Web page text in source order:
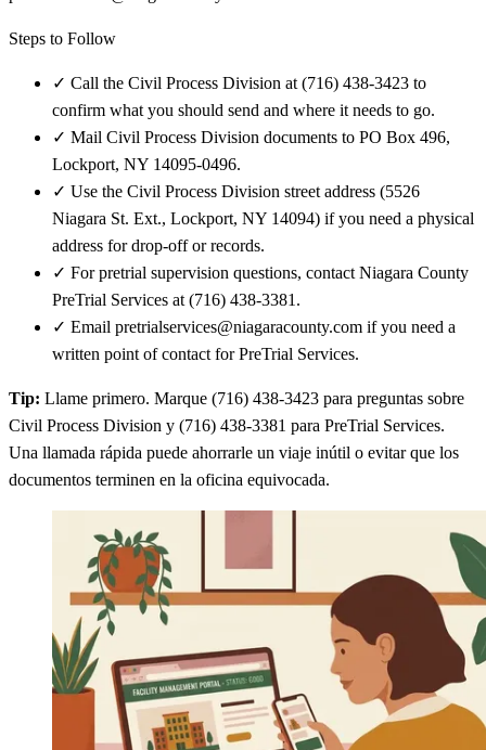
Steps to Follow
✓ Call the Civil Process Division at (716) 438-3423 to
confirm what you should send and where it needs to go.
✓ Mail Civil Process Division documents to PO Box 496,
Lockport, NY 14095-0496.
✓ Use the Civil Process Division street address (5526
Niagara St. Ext., Lockport, NY 14094) if you need a physical
address for drop-off or records.
✓ For pretrial supervision questions, contact Niagara County
PreTrial Services at (716) 438-3381.
✓ Email pretrialservices@niagaracounty.com if you need a
written point of contact for PreTrial Services.
Tip: Llame primero. Marque (716) 438-3423 para preguntas sobre
Civil Process Division y (716) 438-3381 para PreTrial Services.
Una llamada rápida puede ahorrarle un viaje inútil o evitar que los
documentos terminen en la oficina equivocada.